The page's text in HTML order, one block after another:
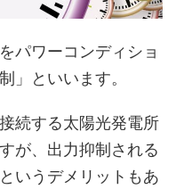
パワーコンディショ
」といいます。
続する太陽光発電所
が、出力抑制される
いうデメリットもあ